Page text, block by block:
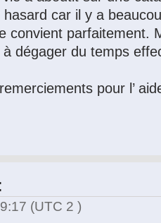
car il y a
convient parfaitement.
à dégager du temps
pour l’
(UTC 2 )